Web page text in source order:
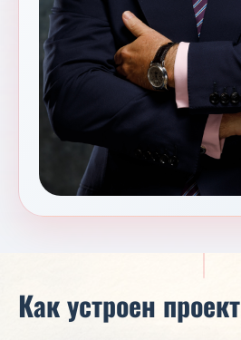
Как устроен проект